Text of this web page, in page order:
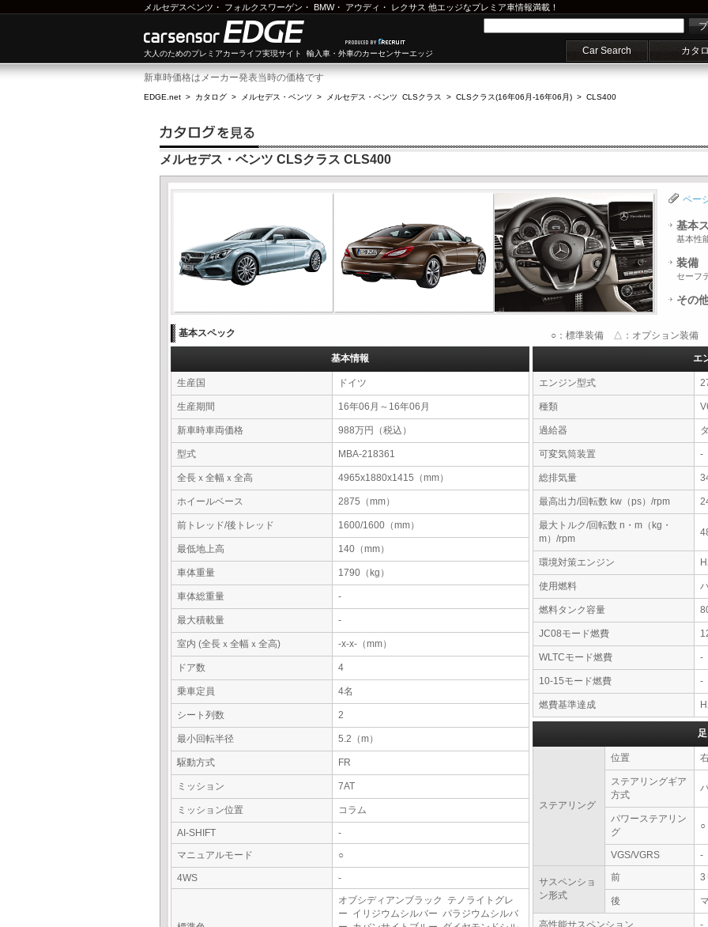
メルセデスベンツ ・ フォルクスワーゲン ・ BMW・ アウディ ・ レクサス 他エッジなプレミア車情報満載！
大人のためのプレミアカーライフ実現サイト 輸入車・外車のカーセンサーエッジ Car Search カタ
新車時価格はメーカー発表当時の価格です
EDGE.net > カタログ > メルセデス・ベンツ > メルセデス・ベンツ CLSクラス > CLSクラス(16年06月-16年06月) > CLS400
メルセデス・ベンツ CLSクラス CLS400
ペー
基本
基本性
装備
セーフ
その
基本スペック ○：標準装備 △：オプション装備 -
基本情報
生産国 ドイツ
生産期間 16年06月～16年06月
新車時車両価格 988万円（税込）
型式 MBA-218361
全長ｘ全幅ｘ全高 4965x1880x1415（mm）
ホイールベース 2875（mm）
前トレッド/後トレッド 1600/1600（mm）
最低地上高 140（mm）
車体重量 1790（kg）
車体総重量 -
最大積載量 -
室内 (全長ｘ全幅ｘ全高) -x-x-（mm）
ドア数 4
乗車定員 4名
シート列数 2
最小回転半径 5.2（m）
駆動方式 FR
ミッション 7AT
ミッション位置 コラム
AI-SHIFT
-
マニュアルモード
○
4WS -
オブシディアンブラック テノライトグレ
ー イリジウムシルバー パラジウムシルバ
エ
エンジン型式
種類
過給器
可変気筒装置 -
総排気量
最高出力/回転数 kw（ps）/rpm
最大トルク/回転数 n・m（kg・
m）/rpm
環境対策エンジン
使用燃料
燃料タンク容量
JC08モード燃費
WLTCモード燃費 -
10-15モード燃費 -
燃費基準達成
ステアリング
位置
ステアリングギア
方式
パワーステアリン
グ
○
VGS/VGRS -
サスペンショ
ン形式
前 3
後
高性能サスペンション -